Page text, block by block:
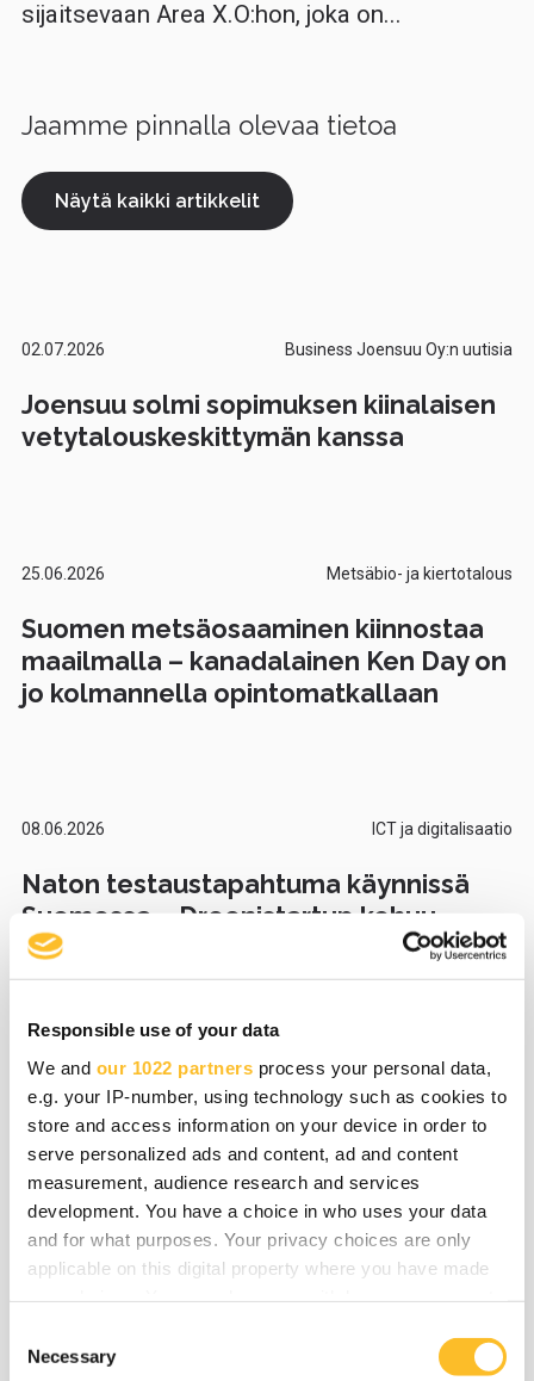
Responsible use of your data
We and our 1022 partners process your personal data,
e.g. your IP-number, using technology such as cookies to
store and access information on your device in order to
serve personalized ads and content, ad and content
measurement, audience research and services
development. You have a choice in who uses your data
and for what purposes. Your privacy choices are only
applicable on this digital property where you have made
the Privacy trigger icon.
Necessary
sijaitsevaan Area X.O:hon, joka on...
Jaamme pinnalla olevaa tietoa
Näytä kaikki artikkelit
02.07.2026 Business Joensuu Oy:n uutisia
Joensuu solmi sopimuksen kiinalaisen
vetytalouskeskittymän kanssa
25.06.2026 Metsäbio- ja kiertotalous
Suomen metsäosaaminen kiinnostaa
maailmalla – kanadalainen Ken Day on
jo kolmannella opintomatkallaan
08.06.2026 ICT ja digitalisaatio
Naton testaustapahtuma käynnissä
Suomessa – Droonistartup kehuu
Kiteen lentokentän
testausolosuhteita
01.06.2026 ICT ja digitalisaatio
NATO Innovation Range -
testaustapahtuma käynnistyi tänään
Joensuussa ja eri puolilla Suomea